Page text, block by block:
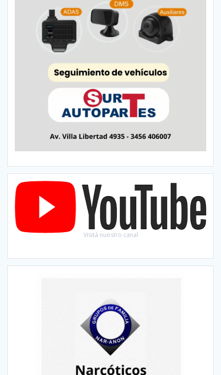
Visitá nuestro canal